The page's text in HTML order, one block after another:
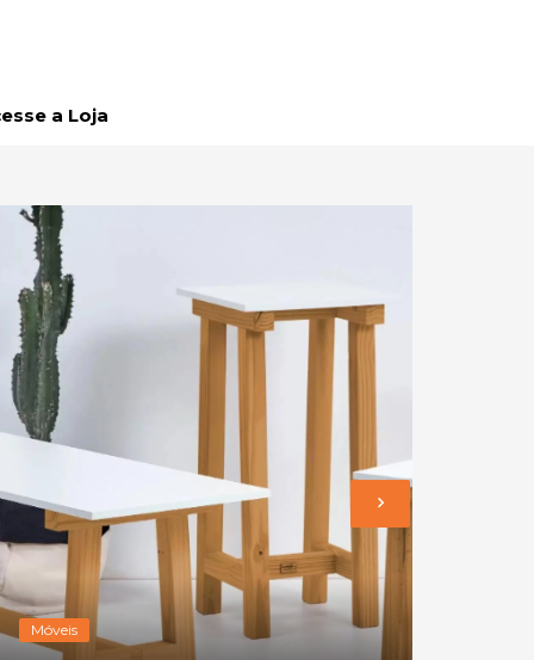
a Loja
Móveis